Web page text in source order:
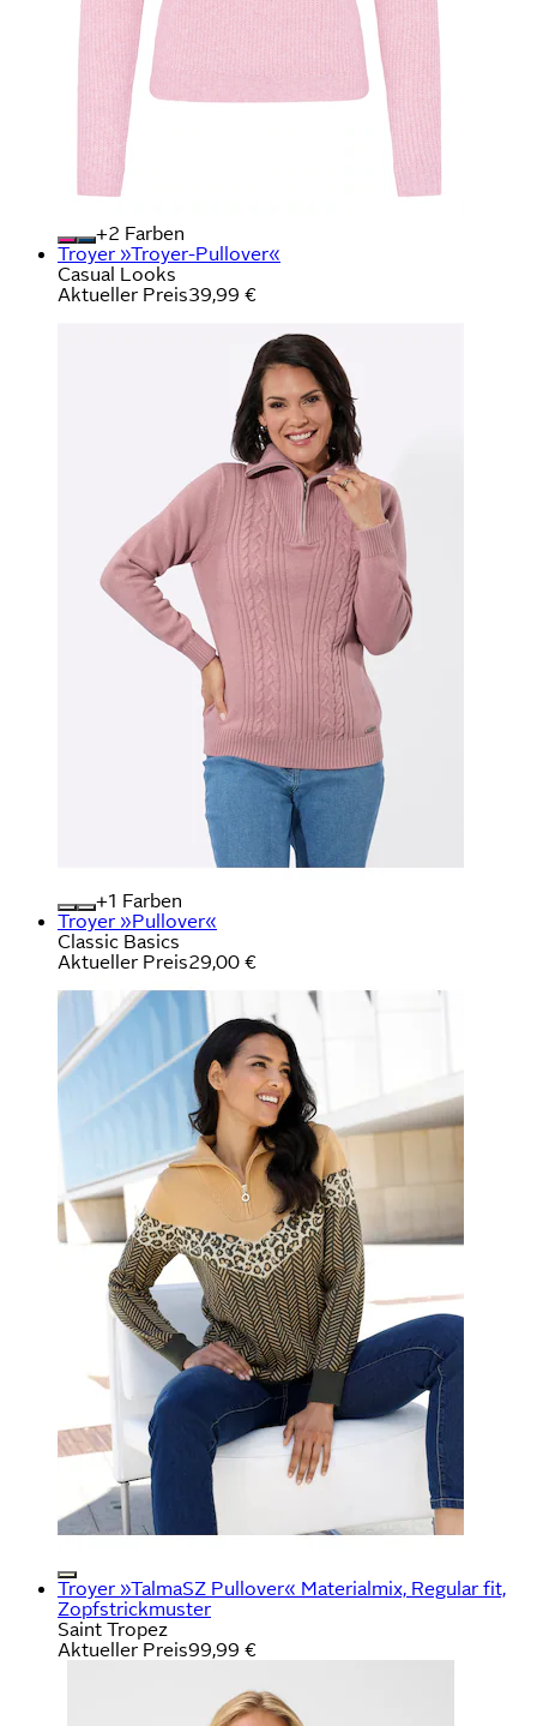
+
Farben
Troyer »Troyer-Pullover«
Casual Looks
Aktueller Preis39,99 €
+
Farben
Troyer »Pullover«
Classic Basics
Aktueller Preis29,00 €
Troyer »TalmaSZ Pullover« Materialmix, Regular fit,
Zopfstrickmuster
Saint Tropez
Aktueller Preis99,99 €